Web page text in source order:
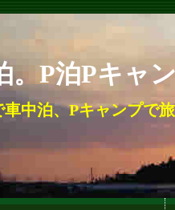
。P泊Pキャ
中泊、Pキャンプで